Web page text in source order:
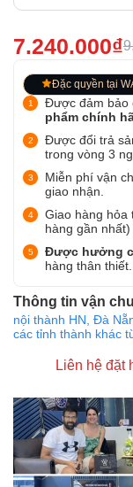
7.240.000₫
Đặc quyền tại
Được đảm bảo
phẩm chính
Được đổi trả
trong vòng 3
Miễn phí vận
giao nhận.
Giao hàng hỏa
hàng gần nhất)
Được hưởng
hàng thân thiết.
Thông tin vận
nội thành HN, Đà
các tỉnh thành khác
Liên hệ đặt